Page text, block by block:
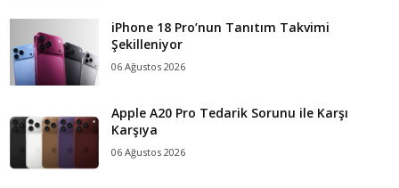
iPhone 18 Pro’nun Tanıtım Takvimi
Şekilleniyor
06 Ağustos 2026
Apple A20 Pro Tedarik Sorunu ile Karşı
Karşıya
06 Ağustos 2026